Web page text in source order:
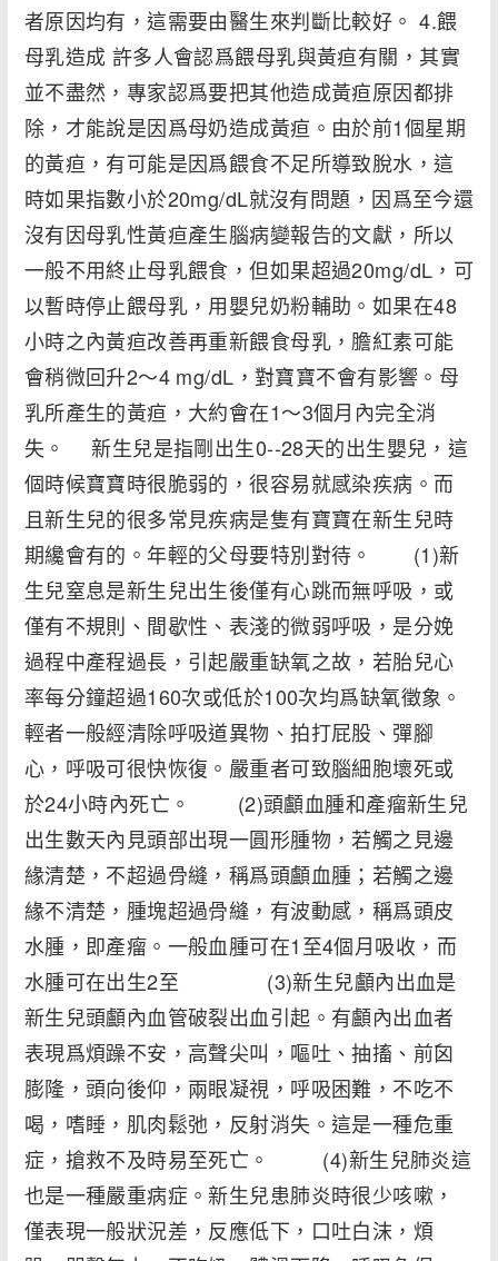
者原因均有，這需要由醫生來判斷比較好。 4.餵
母乳造成 許多人會認爲餵母乳與黃疸有關，其實
並不盡然，專家認爲要把其他造成黃疸原因都排
除，才能說是因爲母奶造成黃疸。由於前1個星期
的黃疸，有可能是因爲餵食不足所導致脫水，這
時如果指數小於20mg/dL就沒有問題，因爲至今還
沒有因母乳性黃疸產生腦病變報告的文獻，所以
一般不用終止母乳餵食，但如果超過20mg/dL，可
以暫時停止餵母乳，用嬰兒奶粉輔助。如果在48
小時之內黃疸改善再重新餵食母乳，膽紅素可能
會稍微回升2～4 mg/dL，對寶寶不會有影響。母
乳所產生的黃疸，大約會在1～3個月內完全消
失。 新生兒是指剛出生0--28天的出生嬰兒，這
個時候寶寶時很脆弱的，很容易就感染疾病。而
且新生兒的很多常見疾病是隻有寶寶在新生兒時
期纔會有的。年輕的父母要特別對待。 (1)新
生兒窒息是新生兒出生後僅有心跳而無呼吸，或
僅有不規則、間歇性、表淺的微弱呼吸，是分娩
過程中產程過長，引起嚴重缺氧之故，若胎兒心
率每分鐘超過160次或低於100次均爲缺氧徵象。
輕者一般經清除呼吸道異物、拍打屁股、彈腳
心，呼吸可很快恢復。嚴重者可致腦細胞壞死或
於24小時內死亡。 (2)頭顱血腫和產瘤新生兒
出生數天內見頭部出現一圓形腫物，若觸之見邊
緣清楚，不超過骨縫，稱爲頭顱血腫；若觸之邊
緣不清楚，腫塊超過骨縫，有波動感，稱爲頭皮
水腫，即產瘤。一般血腫可在1至4個月吸收，而
水腫可在出生2至 (3)新生兒顱內出血是
新生兒頭顱內血管破裂出血引起。有顱內出血者
表現爲煩躁不安，高聲尖叫，嘔吐、抽搐、前囟
膨隆，頭向後仰，兩眼凝視，呼吸困難，不吃不
喝，嗜睡，肌肉鬆弛，反射消失。這是一種危重
症，搶救不及時易至死亡。 (4)新生兒肺炎這
也是一種嚴重病症。新生兒患肺炎時很少咳嗽，
僅表現一般狀況差，反應低下，口吐白沫，煩